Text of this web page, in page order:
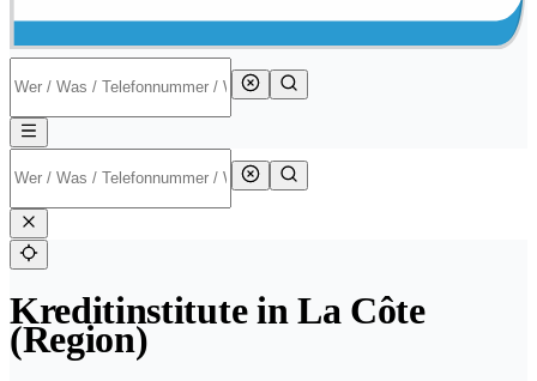
Kreditinstitute in La Côte
(Region)